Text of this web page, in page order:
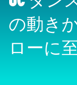
の動き
ローに